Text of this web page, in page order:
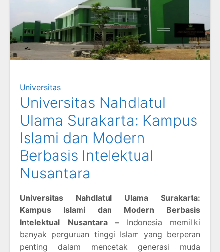
Universitas
Universitas Nahdlatul
Ulama Surakarta: Kampus
Islami dan Modern
Berbasis Intelektual
Nusantara
Universitas Nahdlatul Ulama Surakarta:
Kampus Islami dan Modern Berbasis
Intelektual Nusantara – Indonesia memiliki
banyak perguruan tinggi Islam yang berperan
penting dalam mencetak generasi muda